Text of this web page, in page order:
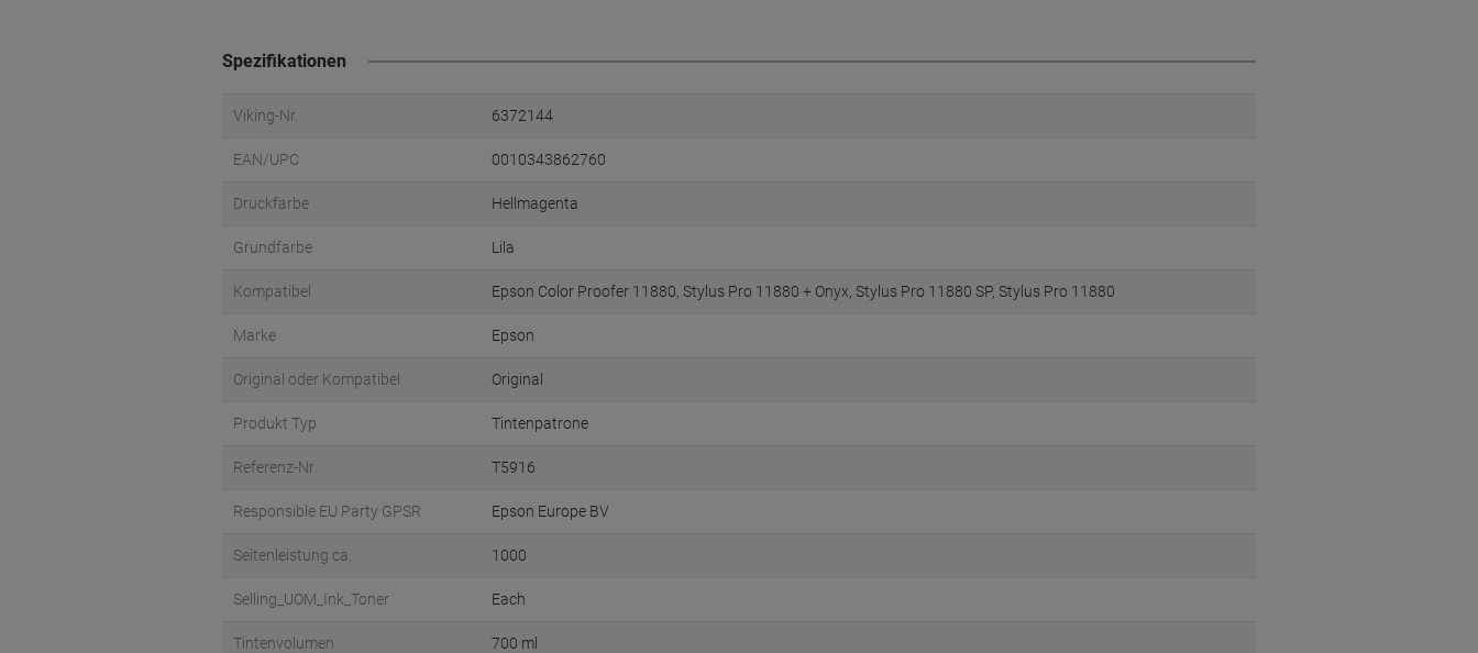
Spezifikationen
Viking-Nr. 6372144
EAN/UPC 0010343862760
Druckfarbe Hellmagenta
Grundfarbe Lila
Kompatibel Epson Color Proofer 11880, Stylus Pro 11880 + Onyx, Stylus Pro 11880 SP, Stylus Pro 11880
Marke Epson
Original oder Kompatibel Original
Produkt Typ Tintenpatrone
Referenz-Nr. T5916
Responsible EU Party GPSR Epson Europe BV
Seitenleistung ca. 1000
Selling_UOM_Ink_Toner Each
Tintenvolumen 700 ml